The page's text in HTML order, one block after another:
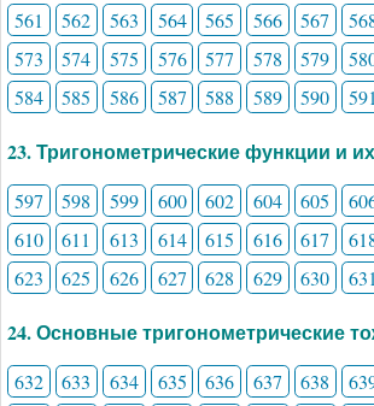
561
562 563 564 565 566 567
573
574 575 576 577 578 579
584
585 586 587 588 589 590 591
23. Тригонометрические функции и
597 598 599 600 602 604 605
610
611 613 614 615 616 617
623
625 626 627 628 629 630 631
24. Основные тригонометрические
632 633 634 635 636 637 638